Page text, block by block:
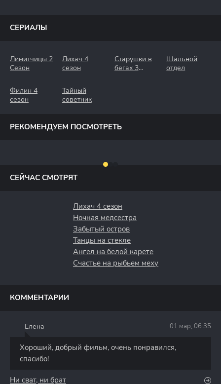
СЕРИАЛЫ
Лимитчицы 2
Сезон
Лихач 4
сезон
Старушки в
бегах 3
Шальной
отдел
Филин 4
сезон
Тайный
советник
РЕКОМЕНДУЕМ ПОСМОТРЕТЬ
СЕЙЧАС СМОТРЯТ
Лихач 4 сезон
Ночная медсестра
Забытый остров
Танцы на стекле
Ангел на белой карете
Счастье на рыбьем меху
КОММЕНТАРИИ
Елена 01 мар, 06:35
Хороший, добрый фильм, очень понравился,
спасибо!
Ни сват, ни брат